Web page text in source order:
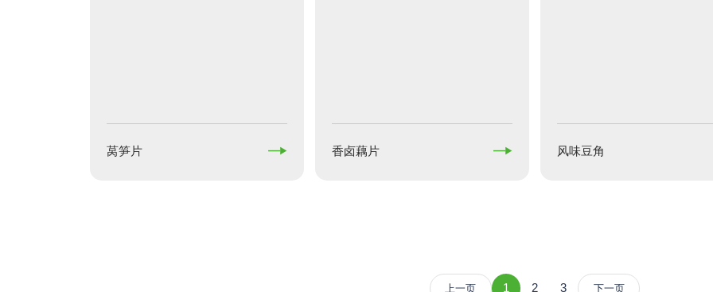
莴笋片  香卤藕片  风味豆角
上一页 1 2 3 下一页